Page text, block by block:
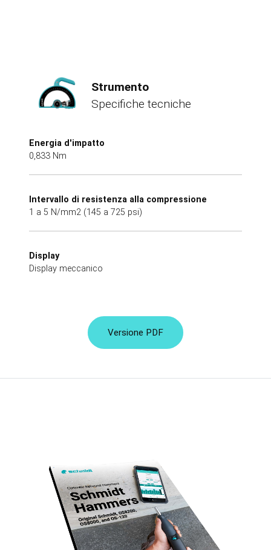
Strumento
Specifiche tecniche
Energia d'impatto
0,833 Nm
Intervallo di resistenza alla compressione
1 a 5 N/mm2 (145 a 725 psi)
Display
Display meccanico
Versione PDF